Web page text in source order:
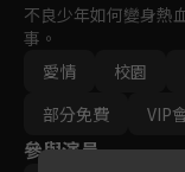
不良少年如何變身熱
事。
愛情
校園
部分免費
VIP
參與演員